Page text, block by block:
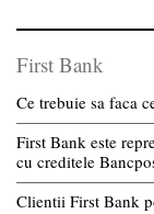
First Bank
Ce trebuie sa faca
First Bank este
cu creditele
Clientii First Bank